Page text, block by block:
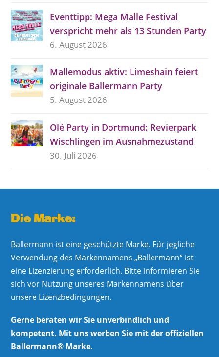
Eventtipp: Mega Malle Festival
verspricht mehr als 13 Stunden Party
6. August 2026
Mallemodus aktiv: Limeshain feiert
originale Ballermann Party
5. August 2026
Olé Party in Dortmund: Revierpark
Wischlingen im Ausnahmezustand
30. Juli 2026
Die Marke:
Ballermann ist eine geschützte Marke. Für jegliche
Verwendung des Markennamens „Ballermann“ ist
eine Lizenzierung erforderlich. Bitte informieren Sie
sich vor Nutzung unseres Markennamens über
unsere Lizenzbedingungen.
Gerne beraten wir Sie unverbindlich und
kompetent. Mit uns werben Sie mit der offiziellen
Ballermann® Marke.